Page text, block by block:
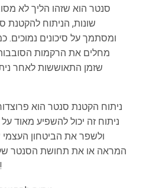
סנטר הוא שזהו הליך לא
שונות, הניתוח להקטנת
ומסתמך על סיכונים נמוכים.
מחלים את הרקמות
שזמן התאוששות לאחר
ניתוח הקטנת סנטר הוא
ניתוח זה יכול להשפיע מאוד
ולשפר את הביטחון
המראה או את תחושת הסנטר
עוד היום ב-